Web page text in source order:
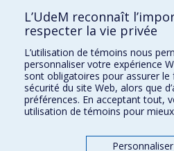
Qui fait quoi?
Nous trouver
Plan du site
Accessibilité
L’UdeM reconnaît
respecter la vie privée
L’utilisation de témoins nous
personnaliser votre expérience
sont obligatoires pour assurer
sécurité du site Web, alors que
préférences. En acceptant tout,
utilisation de témoins pour